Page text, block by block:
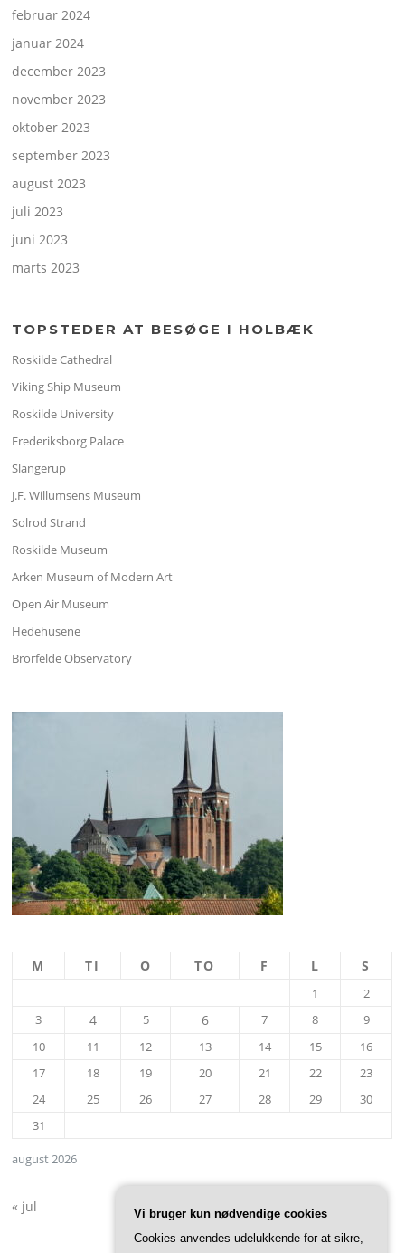
februar 2024
januar 2024
december 2023
november 2023
oktober 2023
september 2023
august 2023
juli 2023
juni 2023
marts 2023
TOPSTEDER AT BESØGE I HOLBÆK
Roskilde Cathedral
Viking Ship Museum
Roskilde University
Frederiksborg Palace
Slangerup
J.F. Willumsens Museum
Solrod Strand
Roskilde Museum
Arken Museum of Modern Art
Open Air Museum
Hedehusene
Brorfelde Observatory
august 2026
M TI O TO F L S
1
2
3
4 5 6 7 8
9
10
11 12 13 14 15
16
17
18 19 20 21 22
23
24
25 26 27 28 29
30
31
« jul
Vi bruger kun nødvendige cookies
Cookies anvendes udelukkende for at sikre,